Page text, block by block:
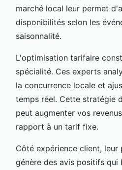
marché local leur permet
disponibilités selon les
saisonnalité.
L'optimisation tarifaire
spécialité. Ces experts
la concurrence locale et
temps réel. Cette stratégie
peut augmenter vos
rapport à un tarif fixe.
Côté expérience client, leur
génère des avis positifs qui